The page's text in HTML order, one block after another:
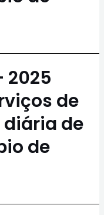
2025
de
de
de